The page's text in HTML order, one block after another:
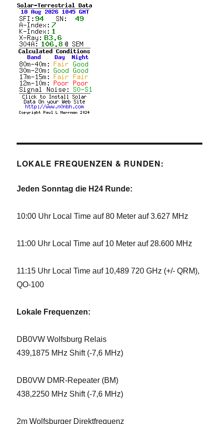
LOKALE FREQUENZEN & RUNDEN:
Jeden Sonntag die H24 Runde:
10:00 Uhr Local Time auf 80 Meter auf 3.627 MHz
11:00 Uhr Local Time auf 10 Meter auf 28.600 MHz
11:15 Uhr Local Time auf 10,489 720 GHz (+/- QRM),
QO-100
Lokale Frequenzen:
DB0VW Wolfsburg Relais
439,1875 MHz Shift (-7,6 MHz)
DB0VW DMR-Repeater (BM)
438,2250 MHz Shift (-7,6 MHz)
2m Wolfsburger Direktfrequenz